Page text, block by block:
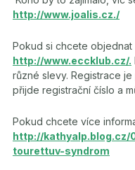
http://www.joalis.cz./
Pokud si chcete objednat
http://www.eccklub.cz/.
různé slevy. Registrace
přijde registrační číslo a
Pokud chcete více
http://
tourettuv-syndrom